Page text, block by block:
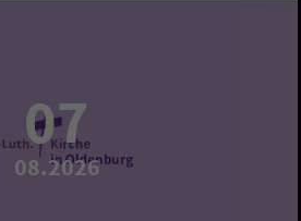
07
08.2026